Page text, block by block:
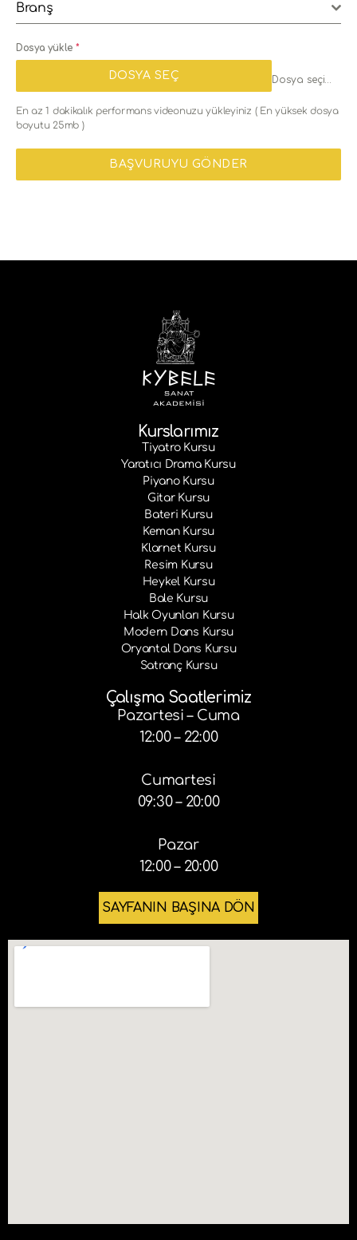
Branş
Dosya yükle *
DOSYA SEÇ Dosya seçilmedi
En az 1 dakikalık performans videonuzu yükleyiniz ( En yüksek dosya
boyutu 25mb )
BAŞVURUYU GÖNDER
Kurslarımız
Tiyatro Kursu
Yaratıcı Drama Kursu
Piyano Kursu
Gitar Kursu
Bateri Kursu
Keman Kursu
Klarnet Kursu
Resim Kursu
Heykel Kursu
Bale Kursu
Halk Oyunları Kursu
Modern Dans Kursu
Oryantal Dans Kursu
Satranç Kursu
Çalışma Saatlerimiz
Pazartesi – Cuma
12:00 – 22:00
Cumartesi
09:30 – 20:00
Pazar
12:00 – 20:00
SAYFANIN BAŞINA DÖN